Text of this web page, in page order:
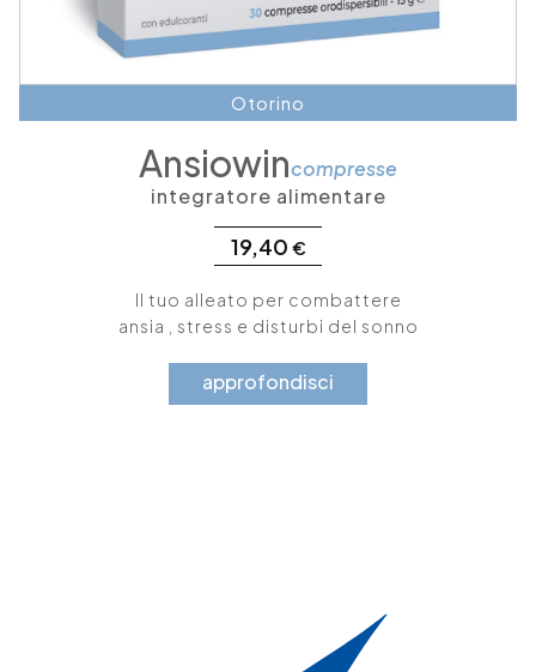
Otorino
Ansiowincompresse
integratore alimentare
19,40 €
Il tuo alleato per combattere
ansia , stress e disturbi del sonno
approfondisci